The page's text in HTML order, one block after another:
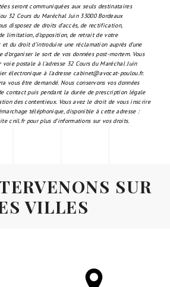
Bordeaux-centre
Villenave-d'Ornon